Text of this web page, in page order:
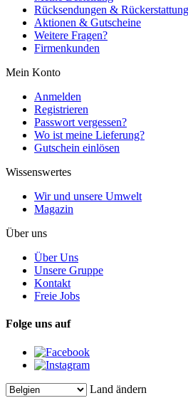
Rücksendungen &
Aktionen & Gutscheine
Weitere Fragen?
Firmenkunden
Mein Konto
Anmelden
Registrieren
Passwort vergessen?
Wo ist meine Lieferung?
Gutschein einlösen
Wissenswertes
Wir und unsere Umwelt
Magazin
Über uns
Über Uns
Unsere Gruppe
Kontakt
Freie Jobs
Folge uns auf
Land ändern